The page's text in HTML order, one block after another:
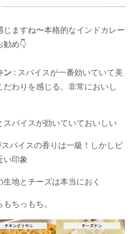
じますね〜本格的なインドカレー
勧め👇
ン : スパイスが一番効いていて美
わりを感じる。非常においし
スパイスが効いていておいしい
スパイスの香りは一級！しかしピ
い印象
生地とチーズは本当におく
もちっもち。